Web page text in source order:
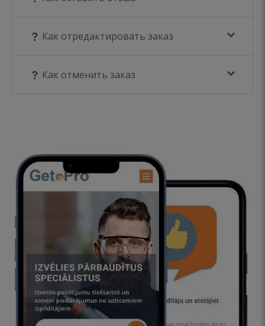
Как отредактировать заказ
Как отменить заказ